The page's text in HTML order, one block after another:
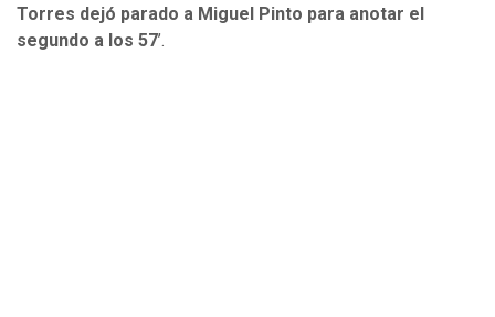
Torres dejó parado a Miguel Pinto para anotar el
segundo a los 57’.